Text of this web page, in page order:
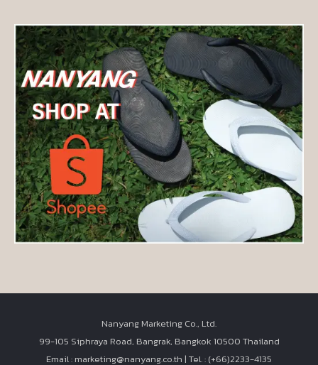
Nanyang Marketing Co., Ltd.
99-105 Siphraya Road, Bangrak, Bangkok 10500 Thailand
Email : marketing@nanyang.co.th | Tel. : (+66)2233-4135